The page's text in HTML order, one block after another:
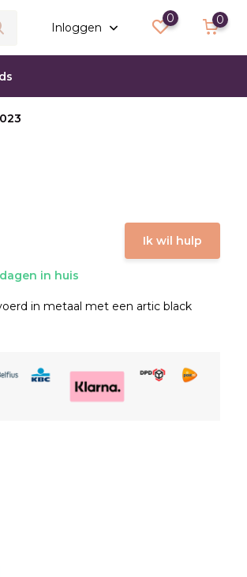
Inloggen
0 0
Ik wil hulp
in huis
in metaal met een artic black